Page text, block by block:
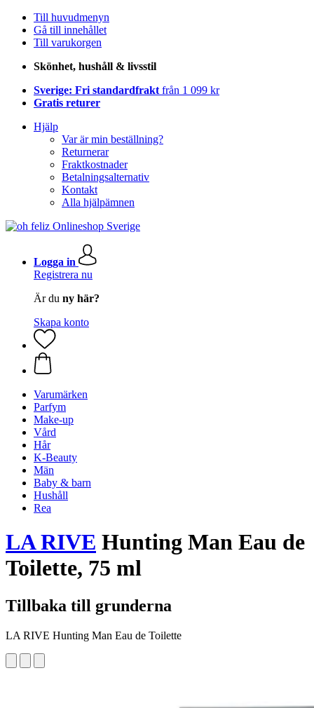
Till huvudmenyn
Gå till innehållet
Till varukorgen
Skönhet, hushåll & livsstil
Sverige: Fri standardfrakt från 1 099 kr
Gratis returer
Hjälp
Var är min beställning?
Returnerar
Fraktkostnader
Betalningsalternativ
Kontakt
Alla hjälpämnen
Logga in
Registrera nu
Är du ny här?
Skapa konto
Varumärken
Parfym
Make-up
Vård
Hår
K-Beauty
Män
Baby & barn
Hushåll
Rea
LA RIVE Hunting Man Eau de
Toilette, 75 ml
Tillbaka till grunderna
LA RIVE Hunting Man Eau de Toilette